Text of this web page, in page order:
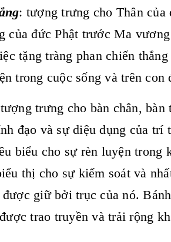
: tượng trưng cho Thân của
của đức Phật trước Ma
tặng tràng phan chiến
trong cuộc sống và trên
tượng trưng cho bàn chân,
đạo và sự diệu dụng của trí
biểu cho sự rèn luyện
thị cho sự kiểm soát và
giữ bởi trục của nó.
trao truyền và trải rộng